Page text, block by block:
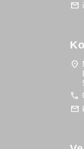
mail
location_on
call
mail